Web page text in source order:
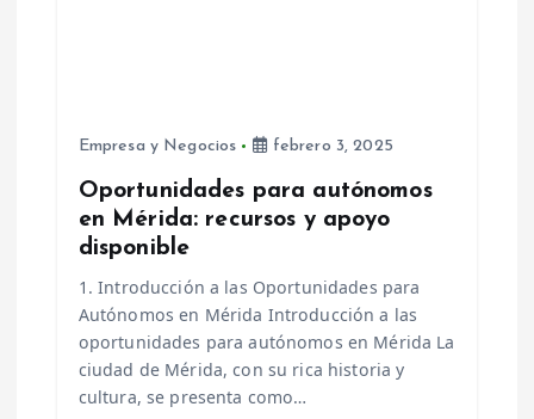
Empresa y Negocios febrero 3, 2025
Oportunidades para autónomos
en Mérida: recursos y apoyo
disponible
1. Introducción a las Oportunidades para
Autónomos en Mérida Introducción a las
oportunidades para autónomos en Mérida La
ciudad de Mérida, con su rica historia y
cultura, se presenta como…